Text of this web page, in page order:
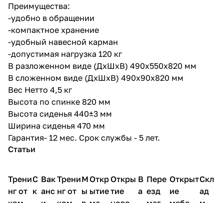
Преимущества:
-удобно в обращении
-компактное хранение
-удобный навесной карман
-допустимая нагрузка 120 кг
В разложенном виде (ДхШхВ) 490x550x820 мм
В сложенном виде (ДхШхВ) 490x90x820 мм
Вес Нетто 4,5 кг
Высота по спинке 820 мм
Высота сиденья 440±3 мм
Ширина сиденья 470 мм
Гарантия- 12 мес. Срок службы - 5 лет.
Статьи
Трени
нг от
С
к
Вак
анс
Трени
нг от
М
ы
Откр
ытие
Откры
тие
В
а
Пере
езд
Открыт
ие
Скл
ад